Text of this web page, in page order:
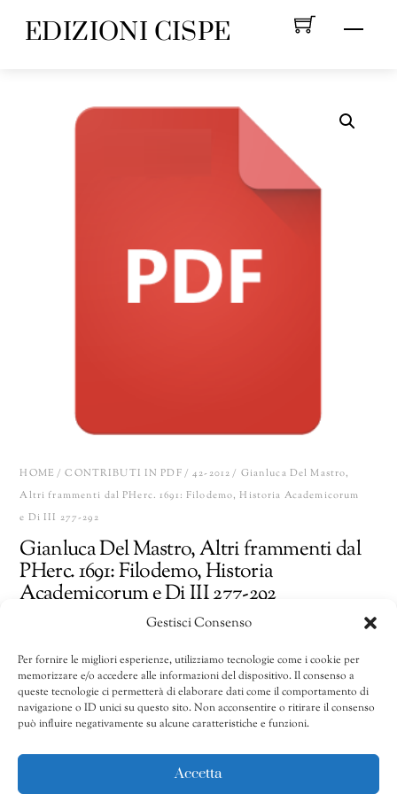
Gestisci Consenso
Per fornire le migliori esperienze, utilizziamo tecnologie come i cookie per
memorizzare e/o accedere alle informazioni del dispositivo. Il consenso a
queste tecnologie ci permetterà di elaborare dati come il comportamento di
navigazione o ID unici su questo sito. Non acconsentire o ritirare il consenso
può influire negativamente su alcune caratteristiche e funzioni.
Accetta
Menu
EDIZIONI CISPE
HOME /CONTRIBUTI IN PDF/42-2012/ Gianluca Del Mastro,
Altri frammenti dal PHerc. 1691: Filodemo, Historia Academicorum
e Di III 277-292
Gianluca Del Mastro, Altri frammenti dal
PHerc. 1691: Filodemo, Historia
Academicorum e Di III 277-292
Gianluca
Del
Mastro,
Altri
AGGIUNGI AL CARRELLO Share
CATEGORIE:41/2011-50/2020,42-2012,Contributi in pdf